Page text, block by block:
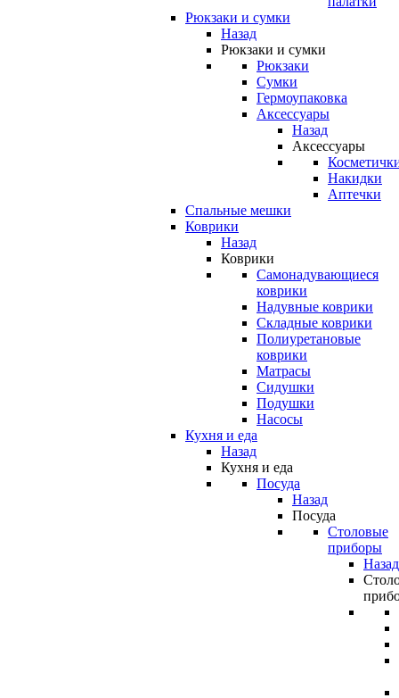
Рюкзаки и сумки
Назад
Рюкзаки и сумки
Рюкзаки
Сумки
Гермоупаковка
Аксессуары
Назад
Аксессуары
Накидки
Аптечки
Спальные мешки
Коврики
Назад
Коврики
Самонадувающиеся
коврики
Надувные коврики
Складные коврики
Полиуретановые
коврики
Матрасы
Сидушки
Подушки
Насосы
Кухня и еда
Назад
Кухня и еда
Посуда
Назад
Посуда
Столовые
приборы
Назад